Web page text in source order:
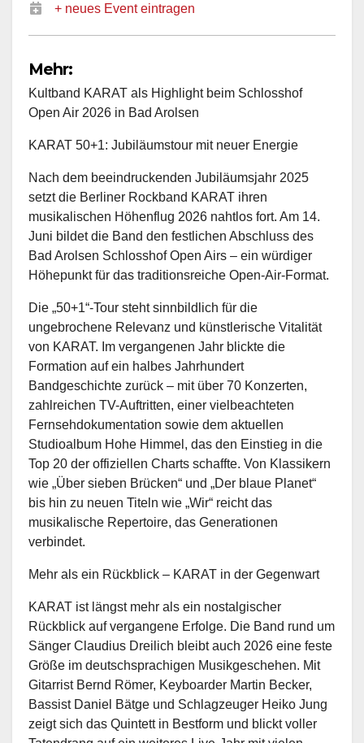
+ neues Event eintragen
Mehr:
Kultband KARAT als Highlight beim Schlosshof
Open Air 2026 in Bad Arolsen
KARAT 50+1: Jubiläumstour mit neuer Energie
Nach dem beeindruckenden Jubiläumsjahr 2025
setzt die Berliner Rockband KARAT ihren
musikalischen Höhenflug 2026 nahtlos fort. Am 14.
Juni bildet die Band den festlichen Abschluss des
Bad Arolsen Schlosshof Open Airs – ein würdiger
Höhepunkt für das traditionsreiche Open-Air-Format.
Die „50+1“-Tour steht sinnbildlich für die
ungebrochene Relevanz und künstlerische Vitalität
von KARAT. Im vergangenen Jahr blickte die
Formation auf ein halbes Jahrhundert
Bandgeschichte zurück – mit über 70 Konzerten,
zahlreichen TV-Auftritten, einer vielbeachteten
Fernsehdokumentation sowie dem aktuellen
Studioalbum Hohe Himmel, das den Einstieg in die
Top 20 der offiziellen Charts schaffte. Von Klassikern
wie „Über sieben Brücken“ und „Der blaue Planet“
bis hin zu neuen Titeln wie „Wir“ reicht das
musikalische Repertoire, das Generationen
verbindet.
Mehr als ein Rückblick – KARAT in der Gegenwart
KARAT ist längst mehr als ein nostalgischer
Rückblick auf vergangene Erfolge. Die Band rund um
Sänger Claudius Dreilich bleibt auch 2026 eine feste
Größe im deutschsprachigen Musikgeschehen. Mit
Gitarrist Bernd Römer, Keyboarder Martin Becker,
Bassist Daniel Bätge und Schlagzeuger Heiko Jung
zeigt sich das Quintett in Bestform und blickt voller